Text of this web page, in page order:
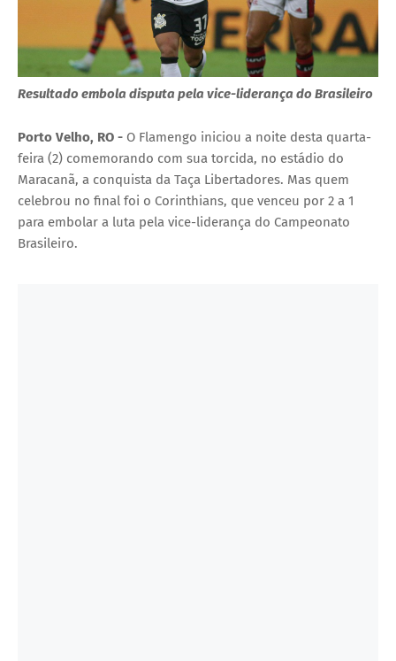
Resultado embola disputa pela vice-liderança do Brasileiro
Porto Velho, RO - O Flamengo iniciou a noite desta quarta-
feira (2) comemorando com sua torcida, no estádio do
Maracanã, a conquista da Taça Libertadores. Mas quem
celebrou no final foi o Corinthians, que venceu por 2 a 1
para embolar a luta pela vice-liderança do Campeonato
Brasileiro.